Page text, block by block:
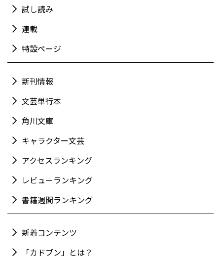
試し読み
連載
特設ページ
新刊情報
文芸単行本
角川文庫
キャラクター文芸
アクセスランキング
レビューランキング
書籍週間ランキング
新着コンテンツ
「カドブン」とは？